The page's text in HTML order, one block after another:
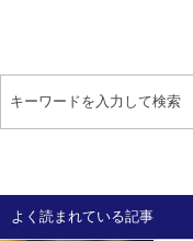
よく読まれている記事